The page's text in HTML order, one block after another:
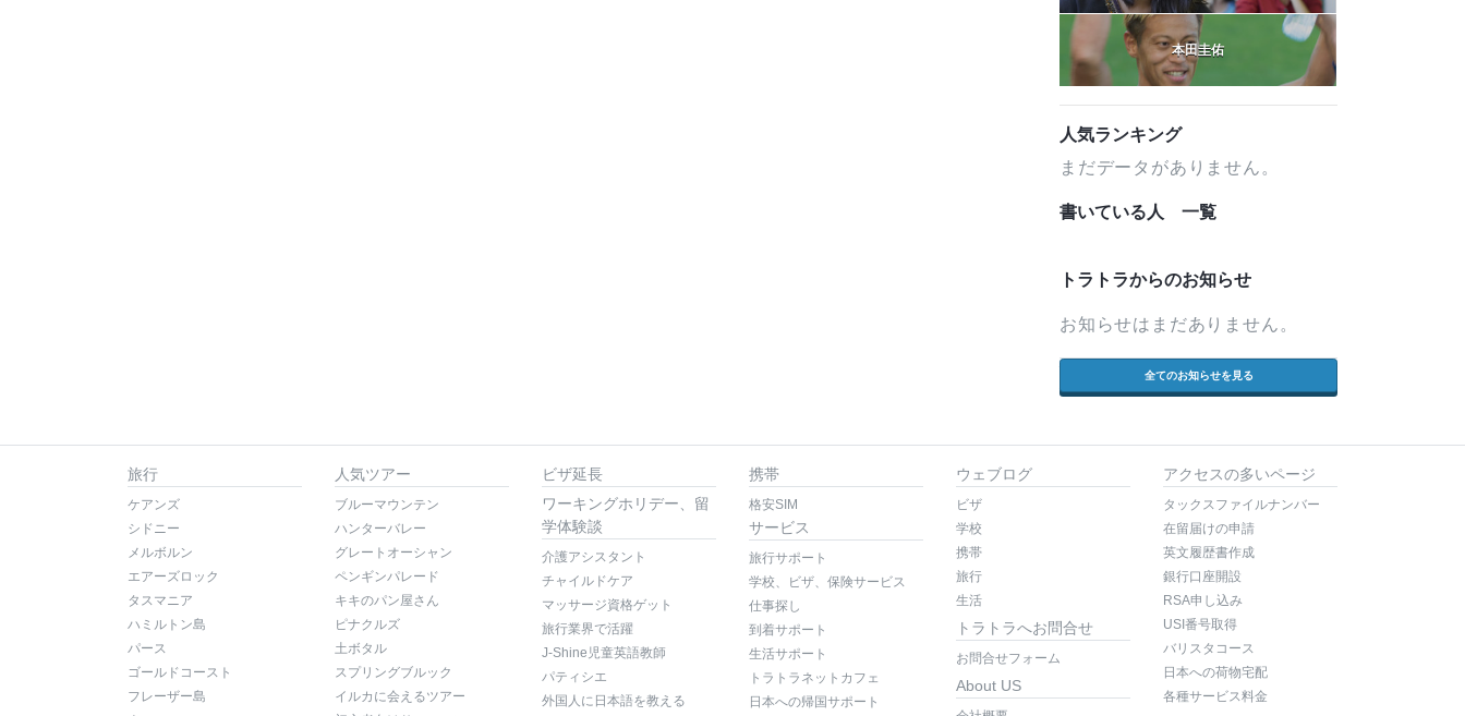
本田圭佑
人気ランキング
まだデータがありません。
書いている人 一覧
トラトラからのお知らせ
お知らせはまだありません。
全てのお知らせを見る
旅行
ケアンズ
シドニー
メルボルン
エアーズロック
タスマニア
ハミルトン島
パース
ゴールドコースト
フレーザー島
人気ツアー
ブルーマウンテン
ハンターバレー
グレートオーシャン
ペンギンパレード
キキのパン屋さん
ピナクルズ
土ボタル
スプリングブルック
イルカに会えるツアー
ビザ延長
ワーキングホリデー、留
学体験談
介護アシスタント
チャイルドケア
マッサージ資格ゲット
旅行業界で活躍
J-Shine児童英語教師
パティシエ
外国人に日本語を教える
携帯
格安SIM
サービス
旅行サポート
学校、ビザ、保険サービス
仕事探し
到着サポート
生活サポート
トラトラネットカフェ
日本への帰国サポート
ウェブログ
ビザ
学校
携帯
旅行
生活
トラトラへお問合せ
お問合せフォーム
About US
アクセスの多いページ
タックスファイルナンバー
在留届けの申請
英文履歴書作成
銀行口座開設
RSA申し込み
USI番号取得
バリスタコース
日本への荷物宅配
各種サービス料金